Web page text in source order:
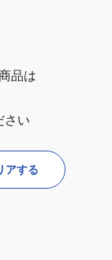
品は
さい
アする